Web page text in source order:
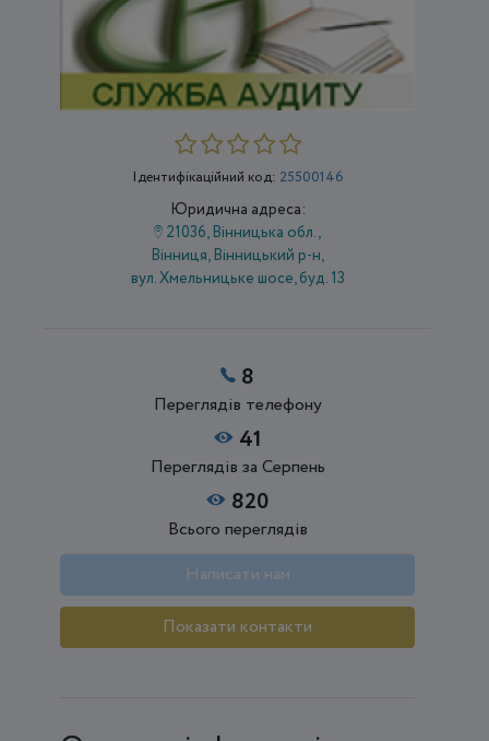
Ідентифікаційний код: 25500146
Юридична адреса:
21036, Вінницька обл.,
Вінниця, Вінницький р-н,
вул. Хмельницьке шосе, буд. 13
8
Переглядів телефону
41
Переглядів за Серпень
820
Всього переглядів
Написати нам
Показати контакти